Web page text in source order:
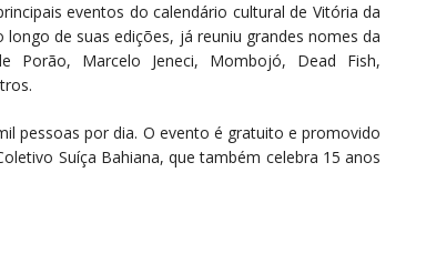
eventos do calendário cultural de Vitória da
de suas edições, já reuniu grandes nomes da
Porão, Marcelo Jeneci, Mombojó, Dead Fish,
pessoas por dia. O evento é gratuito e promovido
Suíça Bahiana, que também celebra 15 anos